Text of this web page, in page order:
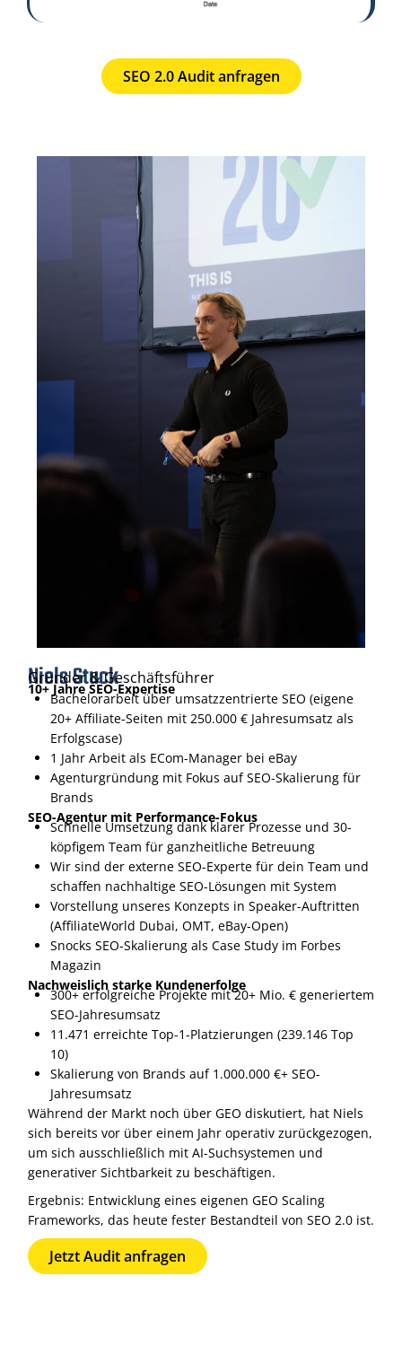
SEO 2.0 Audit anfragen
Niels Stuck
Gründer & Geschäftsführer
10+ Jahre SEO-Expertise
Bachelorarbeit über umsatzzentrierte SEO (eigene
20+ Affiliate-Seiten mit 250.000 € Jahresumsatz als
Erfolgscase)
1 Jahr Arbeit als ECom-Manager bei eBay
Agenturgründung mit Fokus auf SEO-Skalierung für
Brands
SEO-Agentur mit Performance-Fokus
Schnelle Umsetzung dank klarer Prozesse und 30-
köpfigem Team für ganzheitliche Betreuung
Wir sind der externe SEO-Experte für dein Team und
schaffen nachhaltige SEO-Lösungen mit System
Vorstellung unseres Konzepts in Speaker-Auftritten
(AffiliateWorld Dubai, OMT, eBay-Open)
Snocks SEO-Skalierung als Case Study im Forbes
Magazin
Nachweislich starke Kundenerfolge
300+ erfolgreiche Projekte mit 20+ Mio. € generiertem
SEO-Jahresumsatz
11.471 erreichte Top-1-Platzierungen (239.146 Top
10)
Skalierung von Brands auf 1.000.000 €+ SEO-
Jahresumsatz
Während der Markt noch über GEO diskutiert, hat Niels
sich bereits vor über einem Jahr operativ zurückgezogen,
um sich ausschließlich mit AI-Suchsystemen und
generativer Sichtbarkeit zu beschäftigen.
Ergebnis: Entwicklung eines eigenen GEO Scaling
Frameworks, das heute fester Bestandteil von SEO 2.0 ist.
Jetzt Audit anfragen